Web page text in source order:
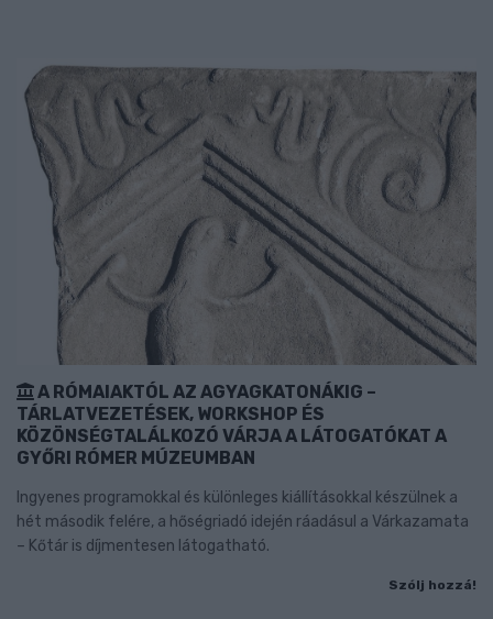
A RÓMAIAKTÓL AZ AGYAGKATONÁKIG –
TÁRLATVEZETÉSEK, WORKSHOP ÉS
KÖZÖNSÉGTALÁLKOZÓ VÁRJA A LÁTOGATÓKAT A
GYŐRI RÓMER MÚZEUMBAN
Ingyenes programokkal és különleges kiállításokkal készülnek a
hét második felére, a hőségriadó idején ráadásul a Várkazamata
– Kőtár is díjmentesen látogatható.
Szólj hozzá!